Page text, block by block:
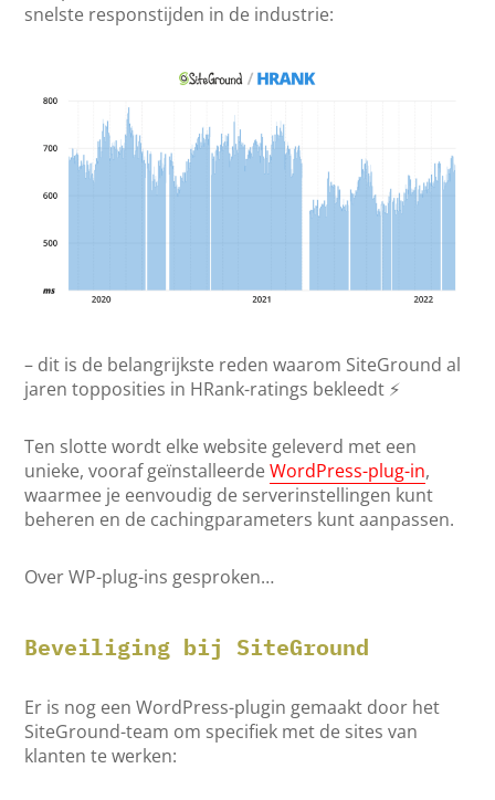
snelste responstijden in de industrie:
– dit is de belangrijkste reden waarom SiteGround al
jaren topposities in HRank-ratings bekleedt ⚡
Ten slotte wordt elke website geleverd met een
unieke, vooraf geïnstalleerdeWordPress-plug-in,
waarmee je eenvoudig de serverinstellingen kunt
beheren en de cachingparameters kunt aanpassen.
Over WP-plug-ins gesproken…
Beveiliging bij SiteGround
Er is nog een WordPress-plugin gemaakt door het
SiteGround-team om specifiek met de sites van
klanten te werken: